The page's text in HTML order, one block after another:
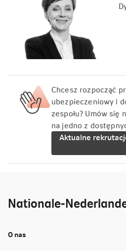
Chcesz rozpocząć
ubezpieczeniowy i
zespołu? Umów się
na jedno z
Aktualne
Nationale-
O nas